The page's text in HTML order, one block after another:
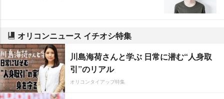
オリコンニュース イチオシ特集
川島海荷さんと学ぶ 日常に潜む“人身取
引”のリアル
オリコンタイアップ特集